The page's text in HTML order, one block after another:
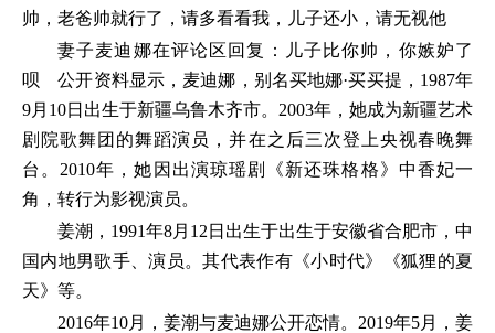
帅，老爸帅就行了，请多看看我，儿子还小，请无视他
妻子麦迪娜在评论区回复：儿子比你帅，你嫉妒了
呗 公开资料显示，麦迪娜，别名买地娜·买买提，1987年
9月10日出生于新疆乌鲁木齐市。2003年，她成为新疆艺术
剧院歌舞团的舞蹈演员，并在之后三次登上央视春晚舞
台。2010年，她因出演琼瑶剧《新还珠格格》中香妃一
角，转行为影视演员。
姜潮，1991年8月12日出生于出生于安徽省合肥市，中
国内地男歌手、演员。其代表作有《小时代》《狐狸的夏
天》等。
2016年10月，姜潮与麦迪娜公开恋情。2019年5月，姜